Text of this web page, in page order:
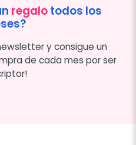
regalotodos los
y consigue un
de cada mes por ser